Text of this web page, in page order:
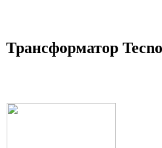
Трансформатор